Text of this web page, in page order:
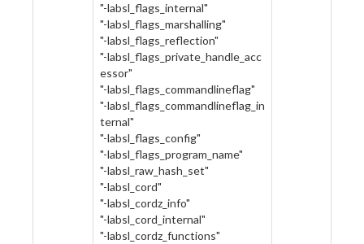
"-labsl_flags_internal"
"-labsl_flags_marshalling"
"-labsl_flags_reflection"
"-labsl_flags_private_handle_acc
essor"
"-labsl_flags_commandlineflag"
"-labsl_flags_commandlineflag_in
ternal"
"-labsl_flags_config"
"-labsl_flags_program_name"
"-labsl_raw_hash_set"
"-labsl_cord"
"-labsl_cordz_info"
"-labsl_cord_internal"
"-labsl_cordz_functions"